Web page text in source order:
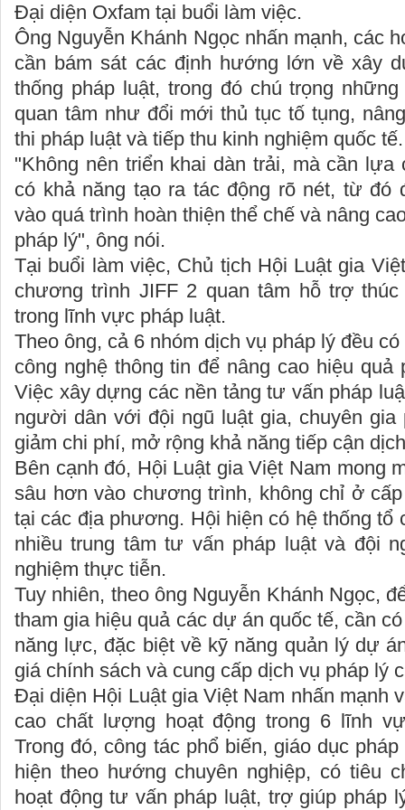
Đại diện Oxfam tại buổi làm việc.
Ông Nguyễn Khánh Ngọc nhấn mạnh, các
cần bám sát các định hướng lớn về xây
thống pháp luật, trong đó chú trọng
quan tâm như đổi mới thủ tục tố tụng,
thi pháp luật và tiếp thu kinh nghiệm quốc tế.
"Không nên triển khai dàn trải, mà cần lựa
có khả năng tạo ra tác động rõ nét, từ đó
vào quá trình hoàn thiện thể chế và nâng
pháp lý", ông nói.
Tại buổi làm việc, Chủ tịch Hội Luật gia
chương trình JIFF 2 quan tâm hỗ trợ
trong lĩnh vực pháp luật.
Theo ông, cả 6 nhóm dịch vụ pháp lý đều
công nghệ thông tin để nâng cao hiệu quả
Việc xây dựng các nền tảng tư vấn pháp
người dân với đội ngũ luật gia, chuyên gia
giảm chi phí, mở rộng khả năng tiếp cận
Bên cạnh đó, Hội Luật gia Việt Nam mong
sâu hơn vào chương trình, không chỉ ở
tại các địa phương. Hội hiện có hệ thống tổ
nhiều trung tâm tư vấn pháp luật và đội
nghiệm thực tiễn.
Tuy nhiên, theo ông Nguyễn Khánh Ngọc,
tham gia hiệu quả các dự án quốc tế, cần
năng lực, đặc biệt về kỹ năng quản lý dự
giá chính sách và cung cấp dịch vụ pháp lý
Đại diện Hội Luật gia Việt Nam nhấn mạnh
cao chất lượng hoạt động trong 6 lĩnh
Trong đó, công tác phổ biến, giáo dục
hiện theo hướng chuyên nghiệp, có tiêu
hoạt động tư vấn pháp luật, trợ giúp pháp